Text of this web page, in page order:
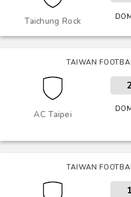
Taichung Rock
TAIWAN
AC Taipei
TAIWAN